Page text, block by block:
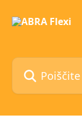
Poiščite članke ...